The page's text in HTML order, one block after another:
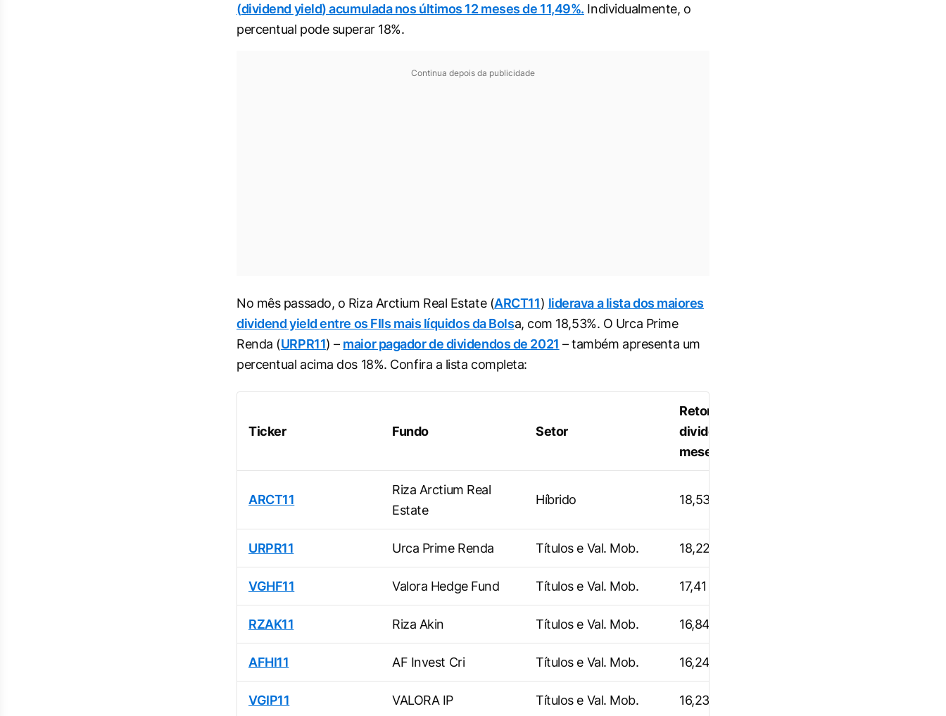
(dividend yield) acumulada nos últimos 12 meses de 11,49%. Individualmente, o
percentual pode superar 18%.
Continua depois da publicidade
No mês passado, o Riza Arctium Real Estate (ARCT11) liderava a lista dos maiores
dividend yieldentre os FIIs mais líquidos da Bolsa, com 18,53%. O Urca Prime
Renda (URPR11) – maior pagador de dividendos de 2021 – também apresenta um
percentual acima dos 18%. Confira a lista completa:
Ticker Fundo Setor
Retorno com
dividendos – 12
meses (%)*
ARCT11
Riza Arctium Real
Estate
Híbrido 18,53
URPR11 Urca Prime Renda Títulos e Val. Mob. 18,22
VGHF11 Valora Hedge Fund Títulos e Val. Mob. 17,41
RZAK11 Riza Akin Títulos e Val. Mob. 16,84
AFHI11 AF Invest Cri Títulos e Val. Mob. 16,24
VGIP11 VALORA IP Títulos e Val. Mob. 16,23